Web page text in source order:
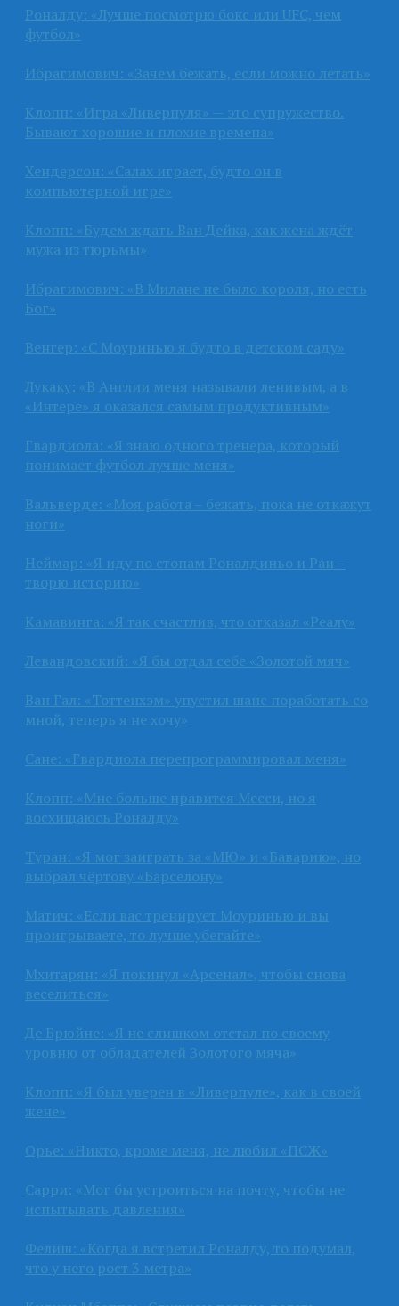
Роналду: «Лучше посмотрю бокс или UFC, чем
футбол»
Ибрагимович: «Зачем бежать, если можно летать»
Клопп: «Игра «Ливерпуля» — это супружество.
Бывают хорошие и плохие времена»
Хендерсон: «Салах играет, будто он в
компьютерной игре»
Клопп: «Будем ждать Ван Дейка, как жена ждёт
мужа из тюрьмы»
Ибрагимович: «В Милане не было короля, но есть
Бог»
Венгер: «С Моуринью я будто в детском саду»
Лукаку: «В Англии меня называли ленивым, а в
«Интере» я оказался самым продуктивным»
Гвардиола: «Я знаю одного тренера, который
понимает футбол лучше меня»
Вальверде: «Моя работа – бежать, пока не откажут
ноги»
Неймар: «Я иду по стопам Роналдиньо и Раи –
творю историю»
Камавинга: «Я так счастлив, что отказал «Реалу»
Левандовский: «Я бы отдал себе «Золотой мяч»
Ван Гал: «Тоттенхэм» упустил шанс поработать со
мной, теперь я не хочу»
Сане: «Гвардиола перепрограммировал меня»
Клопп: «Мне больше нравится Месси, но я
восхищаюсь Роналду»
Туран: «Я мог заиграть за «МЮ» и «Баварию», но
выбрал чёртову «Барселону»
Матич: «Если вас тренирует Моуринью и вы
проигрываете, то лучше убегайте»
Мхитарян: «Я покинул «Арсенал», чтобы снова
веселиться»
Де Брюйне: «Я не слишком отстал по своему
уровню от обладателей Золотого мяча»
Клопп: «Я был уверен в «Ливерпуле», как в своей
жене»
Орье: «Никто, кроме меня, не любил «ПСЖ»
Сарри: «Мог бы устроиться на почту, чтобы не
испытывать давления»
Фелиш: «Когда я встретил Роналду, то подумал,
что у него рост 3 метра»